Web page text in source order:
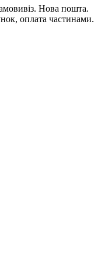
Нова пошта.
оплата частинами.